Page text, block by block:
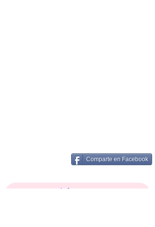
Comparte en Facebook